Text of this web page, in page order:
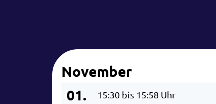
November
01.
15:30 bis 15:58 Uhr